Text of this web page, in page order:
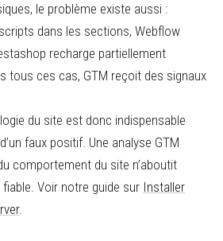
le problème existe aussi :
dans les sections, Webflow
recharge partiellement
tous ces cas, GTM reçoit des signaux
du site est donc indispensable
faux positif. Une analyse GTM
comportement du site n’aboutit
Voir notre guide sur Installer
.